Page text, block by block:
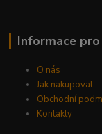
Informace
O nás
Jak nakupovat
Obchodní
Kontakty